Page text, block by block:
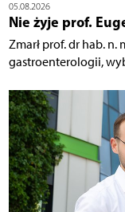
05.08.2026
Nie żyje prof.
Zmarł prof. dr hab.
gastroenterologii,